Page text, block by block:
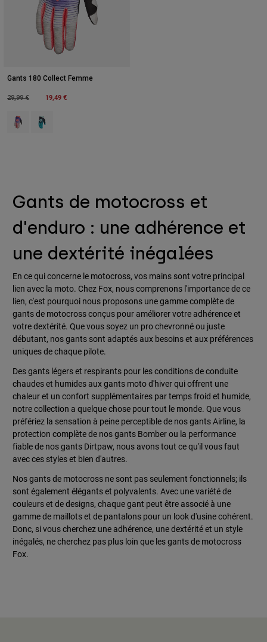
Gants 180 Collect Femme
Price reduced from
29,99 €to 19,49 €
Product swatch type of Crème.
Product swatch type of Vert menthe verte.
Gants de motocross et
d'enduro : une adhérence et
une dextérité inégalées
En ce qui concerne le motocross, vos mains sont votre principal
lien avec la moto. Chez Fox, nous comprenons l'importance de ce
lien, c'est pourquoi nous proposons une gamme complète de
gants de motocross conçus pour améliorer votre adhérence et
votre dextérité. Que vous soyez un pro chevronné ou juste
débutant, nos gants sont adaptés aux besoins et aux préférences
uniques de chaque pilote.
Des gants légers et respirants pour les conditions de conduite
chaudes et humides aux gants moto d'hiver qui offrent une
chaleur et un confort supplémentaires par temps froid et humide,
notre collection a quelque chose pour tout le monde. Que vous
préfériez la sensation à peine perceptible de nos gants Airline, la
protection complète de nos gants Bomber ou la performance
fiable de nos gants Dirtpaw, nous avons tout ce qu'il vous faut
avec ces styles et bien d'autres.
Nos gants de motocross ne sont pas seulement fonctionnels; ils
sont également élégants et polyvalents. Avec une variété de
couleurs et de designs, chaque gant peut être associé à une
gamme de maillots et de pantalons pour un look d'usine cohérent.
Donc, si vous cherchez une adhérence, une dextérité et un style
inégalés, ne cherchez pas plus loin que les gants de motocross
Fox.